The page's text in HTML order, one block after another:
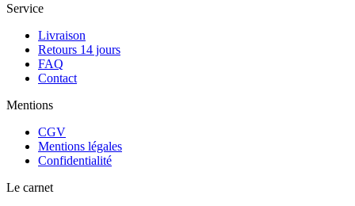
Service
Livraison
Retours 14 jours
FAQ
Contact
Mentions
CGV
Mentions légales
Confidentialité
Le carnet